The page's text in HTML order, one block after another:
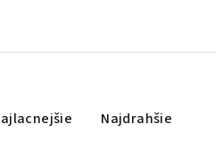
Najdrahšie